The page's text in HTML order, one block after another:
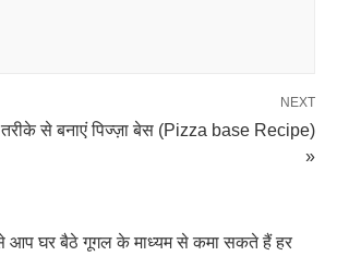
NEXT
से बनाएं पिज्ज़ा बेस (Pizza base Recipe)
»
आप घर बैठे गूगल के माध्यम से कमा सकते हैं हर